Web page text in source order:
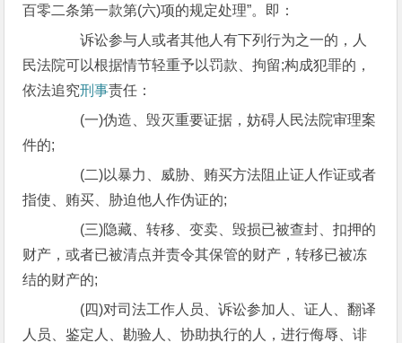
百零二条第一款第(六)项的规定处理”。即：
诉讼参与人或者其他人有下列行为之一的，人
民法院可以根据情节轻重予以罚款、拘留;构成犯罪的，
依法追究刑事责任：
(一)伪造、毁灭重要证据，妨碍人民法院审理案
件的;
(二)以暴力、威胁、贿买方法阻止证人作证或者
指使、贿买、胁迫他人作伪证的;
(三)隐藏、转移、变卖、毁损已被查封、扣押的
财产，或者已被清点并责令其保管的财产，转移已被冻
结的财产的;
(四)对司法工作人员、诉讼参加人、证人、翻译
人员、鉴定人、勘验人、协助执行的人，进行侮辱、诽